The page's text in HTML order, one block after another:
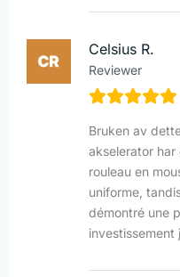
Celsius R.
Reviewer
Bruken av
akselerator
rouleau en
uniforme,
démontré une
investissement